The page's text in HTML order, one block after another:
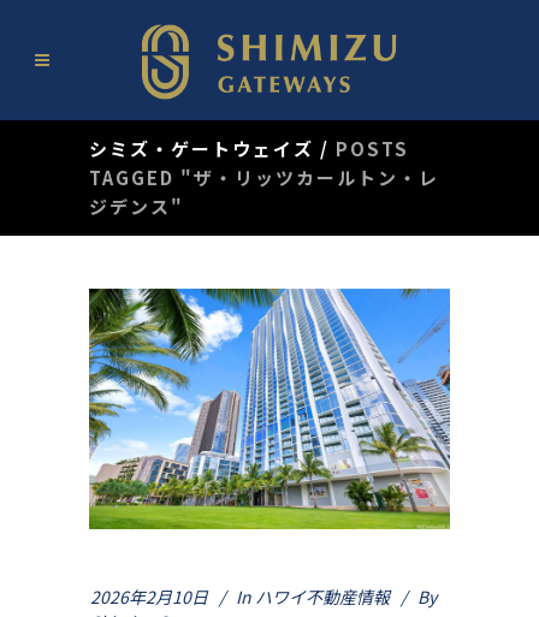
シミズ・ゲートウェイズ / POSTS
TAGGED "ザ・リッツカールトン・レ
ジデンス"
2026年2月10日 In ハワイ不動産情報
By